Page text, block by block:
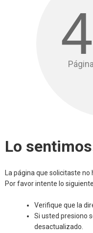
Lo
La página que solicitaste
Por favor intente lo
Verifique que la
Si usted presiono
desactualizado.